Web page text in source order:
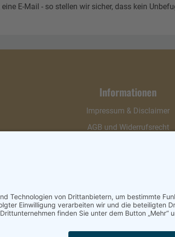
E-Mail - so stellen wir sicher, dass kein
Informationen
Impressum & Disclaimer
AGB und Widerrufsrecht
Wie bestellen?